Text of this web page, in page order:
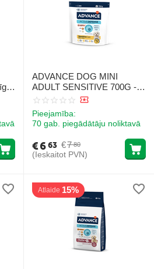
ADVANCE DOG MINI
ADULT SENSITIVE 700G -
pilnvērtīga un sabalansēta
pieaugušiem suņiem (<10 kg)
vecuma no 10 mēnešiem līdz
8 gadiem
Pieejamība:
70 gab. piegādātāju noliktavā
€7 80
€663
(Ieskaitot PVN)
Atlaide 15%